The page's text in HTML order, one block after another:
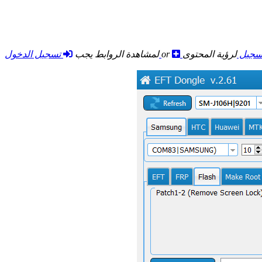
لمشاهدة الروابط يجبتسجيل الدخولor لرؤية المحتوى